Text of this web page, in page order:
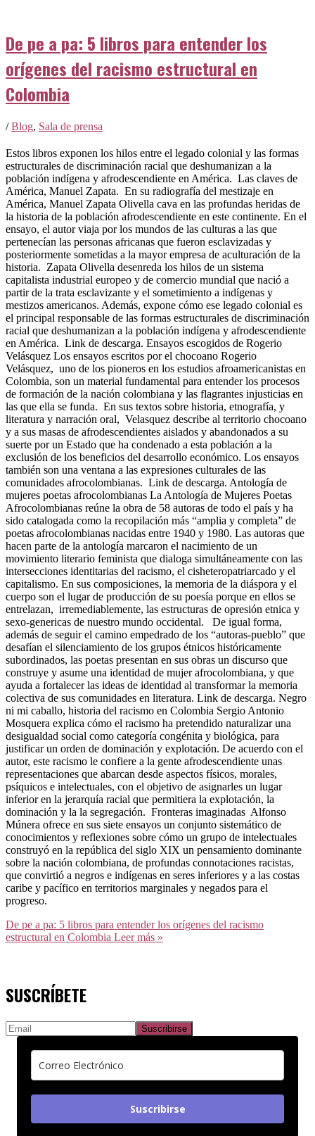
De pe a pa: 5 libros para entender los
orígenes del racismo estructural en
Colombia
/Blog, Sala de prensa
Estos libros exponen los hilos entre el legado colonial y las formas
estructurales de discriminación racial que deshumanizan a la
población indígena y afrodescendiente en América. Las claves de
América, Manuel Zapata. En su radiografía del mestizaje en
América, Manuel Zapata Olivella cava en las profundas heridas de
la historia de la población afrodescendiente en este continente. En el
ensayo, el autor viaja por los mundos de las culturas a las que
pertenecían las personas africanas que fueron esclavizadas y
posteriormente sometidas a la mayor empresa de aculturación de la
historia. Zapata Olivella desenreda los hilos de un sistema
capitalista industrial europeo y de comercio mundial que nació a
partir de la trata esclavizante y el sometimiento a indígenas y
mestizos americanos. Además, expone cómo ese legado colonial es
el principal responsable de las formas estructurales de discriminación
racial que deshumanizan a la población indígena y afrodescendiente
en América. Link de descarga. Ensayos escogidos de Rogerio
Velásquez Los ensayos escritos por el chocoano Rogerio
Velásquez, uno de los pioneros en los estudios afroamericanistas en
Colombia, son un material fundamental para entender los procesos
de formación de la nación colombiana y las flagrantes injusticias en
las que ella se funda. En sus textos sobre historia, etnografía, y
literatura y narración oral, Velasquez describe al territorio chocoano
y a sus masas de afrodescendientes aislados y abandonados a su
suerte por un Estado que ha condenado a esta población a la
exclusión de los beneficios del desarrollo económico. Los ensayos
también son una ventana a las expresiones culturales de las
comunidades afrocolombianas. Link de descarga. Antología de
mujeres poetas afrocolombianas La Antología de Mujeres Poetas
Afrocolombianas reúne la obra de 58 autoras de todo el país y ha
sido catalogada como la recopilación más “amplia y completa” de
poetas afrocolombianas nacidas entre 1940 y 1980. Las autoras que
hacen parte de la antología marcaron el nacimiento de un
movimiento literario feminista que dialoga simultáneamente con las
intersecciones identitarias del racismo, el cisheteropatriarcado y el
capitalismo. En sus composiciones, la memoria de la diáspora y el
cuerpo son el lugar de producción de su poesía porque en ellos se
entrelazan, irremediablemente, las estructuras de opresión etnica y
sexo-genericas de nuestro mundo occidental. De igual forma,
además de seguir el camino empedrado de los “autoras-pueblo” que
desafían el silenciamiento de los grupos étnicos históricamente
subordinados, las poetas presentan en sus obras un discurso que
construye y asume una identidad de mujer afrocolombiana, y que
ayuda a fortalecer las ideas de identidad al transformar la memoria
colectiva de sus comunidades en literatura. Link de descarga. Negro
ni mi caballo, historia del racismo en Colombia Sergio Antonio
Mosquera explica cómo el racismo ha pretendido naturalizar una
desigualdad social como categoría congénita y biológica, para
justificar un orden de dominación y explotación. De acuerdo con el
autor, este racismo le confiere a la gente afrodescendiente unas
representaciones que abarcan desde aspectos físicos, morales,
psíquicos e intelectuales, con el objetivo de asignarles un lugar
inferior en la jerarquía racial que permitiera la explotación, la
dominación y la la segregación. Fronteras imaginadas Alfonso
Múnera ofrece en sus siete ensayos un conjunto sistemático de
conocimientos y reflexiones sobre cómo un grupo de intelectuales
construyó en la república del siglo XIX un pensamiento dominante
sobre la nación colombiana, de profundas connotaciones racistas,
que convirtió a negros e indígenas en seres inferiores y a las costas
caribe y pacífico en territorios marginales y negados para el
progreso.
De pe a pa: 5 libros para entender los orígenes del racismo
estructural en Colombia Leer más »
SUSCRÍBETE
Suscribirse